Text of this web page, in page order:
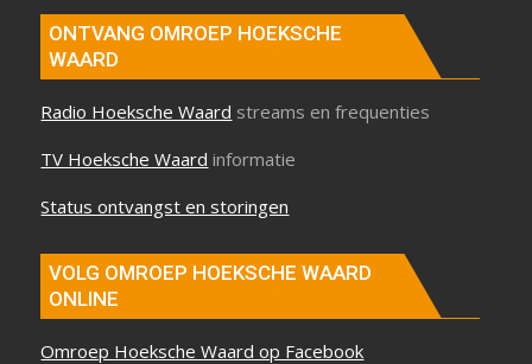
ONTVANG OMROEP HOEKSCHE
WAARD
Radio Hoeksche Waard streams en frequenties
TV Hoeksche Waard informatie
Status ontvangst en storingen
VOLG OMROEP HOEKSCHE WAARD
ONLINE
Omroep Hoeksche Waard op Facebook